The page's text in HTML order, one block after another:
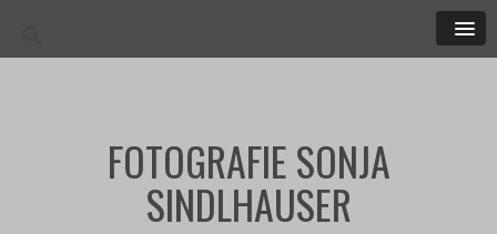
MENU
FOTOGRAFIE SONJA
SINDLHAUSER